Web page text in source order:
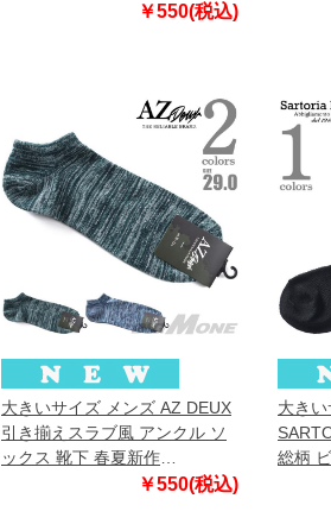
￥550(税込)
大きいサイズ メンズ AZ DEUX
引き揃えスラブ風 アンクル ソ
ックス 靴下 春夏新作
￥550(税込)
大き
総柄